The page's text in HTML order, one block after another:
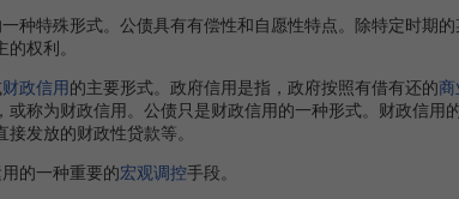
一种特殊形式。公债具有有偿性和自愿性特点。除特定时期
权利。
财政信用的主要形式。政府信用是指，政府按照有借有还的商
或称为财政信用。公债只是财政信用的一种形式。财政信用
接发放的财政性贷款等。
的一种重要的宏观调控手段。